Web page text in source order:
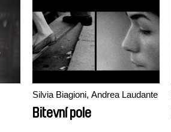
Silvia Biagioni, Andrea Laudante
Bitevní pole